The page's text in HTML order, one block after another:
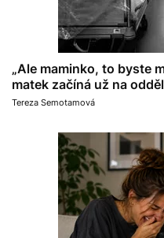
„Ale maminko, to byste
matek začíná už na
Tereza Semotamová